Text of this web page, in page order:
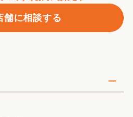
ィルスを対策徹底しています
舗に相談する